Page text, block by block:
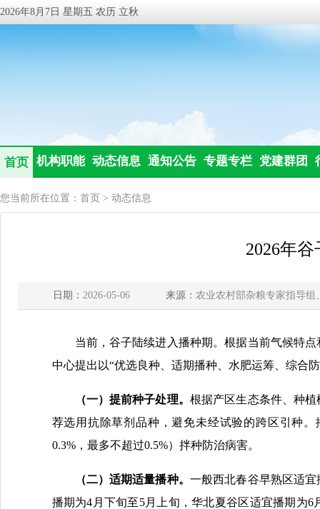
2026年8月7日 星期五 农历 立秋
首页 机构职能 动态信息 通知公告 专题专栏 党建群团
您当前所在位置： 首页 > 动态信息
2026年
日期： 2026-05-06 来源： 农业农村部杂粮专家指导
当前，谷子陆续进入播种期。根据当前气候特
中心提出以“优选良种、适期播种、水肥运筹、综合
（一） 提前种子处理。 根据产区生态条件、种
荐选用抗除草剂品种，避免未经试验的跨区引种
0.3%，最多不超过0.5%）拌种防治病害。
（二） 适期适量播种。 一般西北春谷早熟区适
播期为4月下旬至5月上旬，华北夏谷区适宜播期为